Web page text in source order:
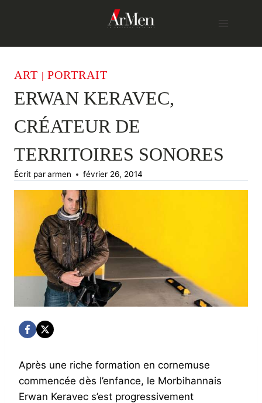
ART |PORTRAIT
ERWAN KERAVEC,
CRÉATEUR DE
TERRITOIRES SONORES
Écrit pararmen février 26, 2014
Après une riche formation en cornemuse
commencée dès l’enfance, le Morbihannais
Erwan Keravec s’est progressivement